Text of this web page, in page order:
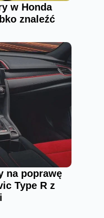
w Honda
znaleźć
na poprawę
Type R z